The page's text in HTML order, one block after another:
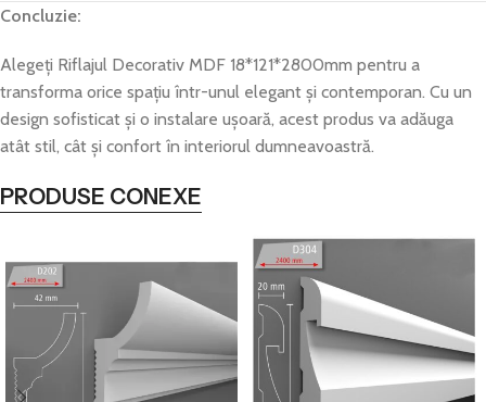
Concluzie:
Alegeți Riflajul Decorativ MDF 18*121*2800mm pentru a
transforma orice spațiu într-unul elegant și contemporan. Cu un
design sofisticat și o instalare ușoară, acest produs va adăuga
atât stil, cât și confort în interiorul dumneavoastră.
PRODUSE CONEXE